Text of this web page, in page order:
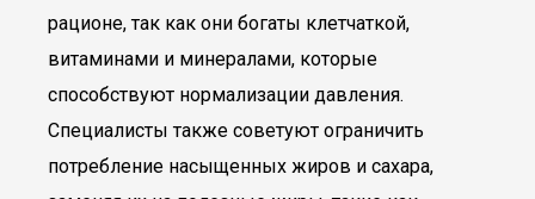
рационе, так как они богаты клетчаткой,
витаминами и минералами, которые
способствуют нормализации давления.
Специалисты также советуют ограничить
потребление насыщенных жиров и сахара,